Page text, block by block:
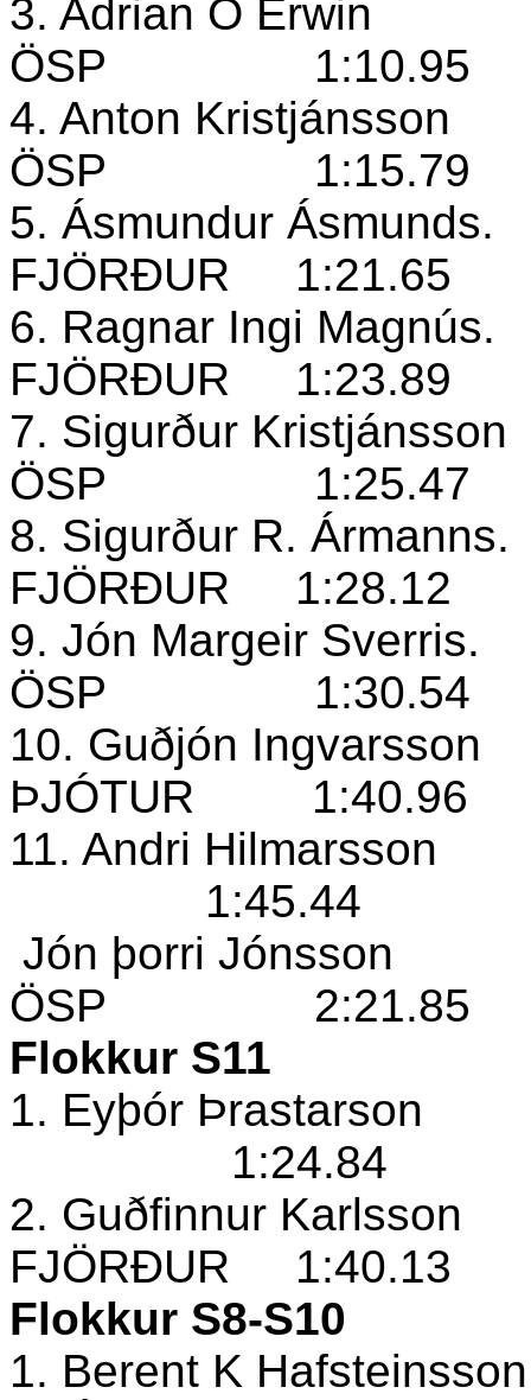
3. Adrian Ó Erwin
ÖSP
1:10.95
4. Anton Kristjánsson
ÖSP
1:15.79
5. Ásmundur Ásmunds.
FJÖRÐUR
1:21.65
6. Ragnar Ingi Magnús.
FJÖRÐUR
1:23.89
7. Sigurður Kristjánsson
ÖSP
1:25.47
8. Sigurður R. Ármanns.
FJÖRÐUR
1:28.12
9. Jón Margeir Sverris.
ÖSP
1:30.54
10. Guðjón Ingvarsson
ÞJÓTUR
1:40.96
11. Andri Hilmarsson
1:45.44
Jón þorri Jónsson
ÖSP
2:21.85
Flokkur S11
1. Eyþór Þrastarson
1:24.84
2. Guðfinnur Karlsson
FJÖRÐUR
1:40.13
Flokkur S8-S10
1. Berent K Hafsteinsson